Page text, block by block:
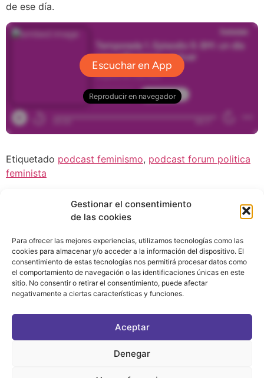
Gestionar el consentimiento
de las cookies
Para ofrecer las mejores experiencias, utilizamos tecnologías como las
cookies para almacenar y/o acceder a la información del dispositivo. El
consentimiento de estas tecnologías nos permitirá procesar datos como
el comportamiento de navegación o las identificaciones únicas en este
sitio. No consentir o retirar el consentimiento, puede afectar
negativamente a ciertas características y funciones.
Aceptar
Denegar
de ese día.
Etiquetado podcast feminismo, podcast forum politica
feminista
ASOCIATE AL FÓRUM
C/ BRAVO MURILLO, 4 DESPACHO 5. 28015 MADRID